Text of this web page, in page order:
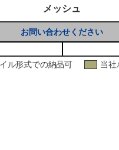
メッシュ
お問い合わせください
ル形式での納品可 当社